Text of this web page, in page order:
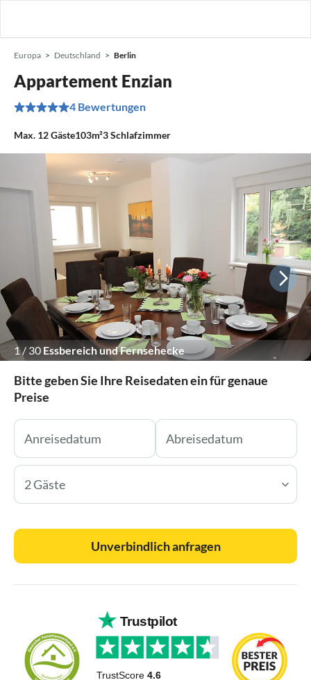
Europa Deutschland Berlin
Appartement Enzian
4 Bewertungen
Max. 12Gäste103m²3Schlafzimmer
1/ 30 Essbereich und Fernsehecke
Bitte geben Sie Ihre Reisedaten ein für genaue
Preise
2 Gäste
Unverbindlich anfragen